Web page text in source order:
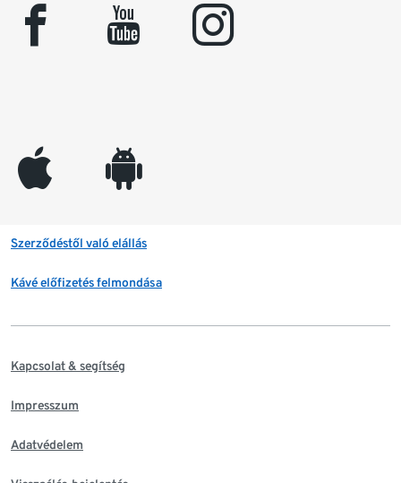
facebook youtube instagram
appleinc android
Szerződéstől való elállás
Kávé előfizetés felmondása
Kapcsolat & segítség
Impresszum
Adatvédelem